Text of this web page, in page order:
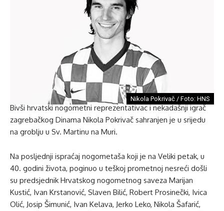
Nikola Pokrivač / Foto: HNS
Bivši hrvatski nogometni reprezentativac i nekadašnji igrač
zagrebačkog Dinama Nikola Pokrivač sahranjen je u srijedu
na groblju u Sv. Martinu na Muri.
Na posljednji ispraćaj nogometaša koji je na Veliki petak, u
40. godini života, poginuo u teškoj prometnoj nesreći došli
su predsjednik Hrvatskog nogometnog saveza Marijan
Kustić, Ivan Krstanović, Slaven Bilić, Robert Prosinečki, Ivica
Olić, Josip Šimunić, Ivan Kelava, Jerko Leko, Nikola Šafarić,